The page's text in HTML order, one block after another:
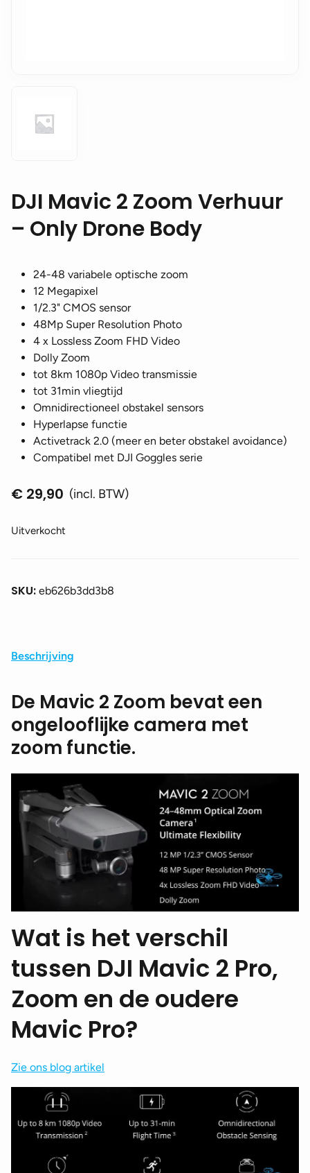
DJI Mavic 2 Zoom Verhuur
– Only Drone Body
24-48 variabele optische zoom
12 Megapixel
1/2.3" CMOS sensor
48Mp Super Resolution Photo
4 x Lossless Zoom FHD Video
Dolly Zoom
tot 8km 1080p Video transmissie
tot 31min vliegtijd
Omnidirectioneel obstakel sensors
Hyperlapse functie
Activetrack 2.0 (meer en beter obstakel avoidance)
Compatibel met DJI Goggles serie
€ 29,90 (incl. BTW)
Uitverkocht
SKU: eb626b3dd3b8
Beschrijving
De Mavic 2 Zoom bevat een
ongelooflijke camera met
zoom functie.
Wat is het verschil
tussen DJI Mavic 2 Pro,
Zoom en de oudere
Mavic Pro?
Zie ons blog artikel